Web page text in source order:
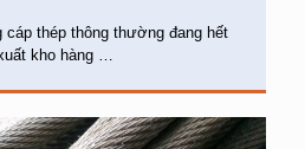
cáp thép thông thường đang hết
kho hàng